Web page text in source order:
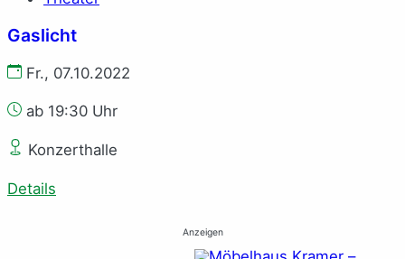
Gaslicht
Fr., 07.10.2022
ab 19:30 Uhr
Konzerthalle
Details
Anzeigen